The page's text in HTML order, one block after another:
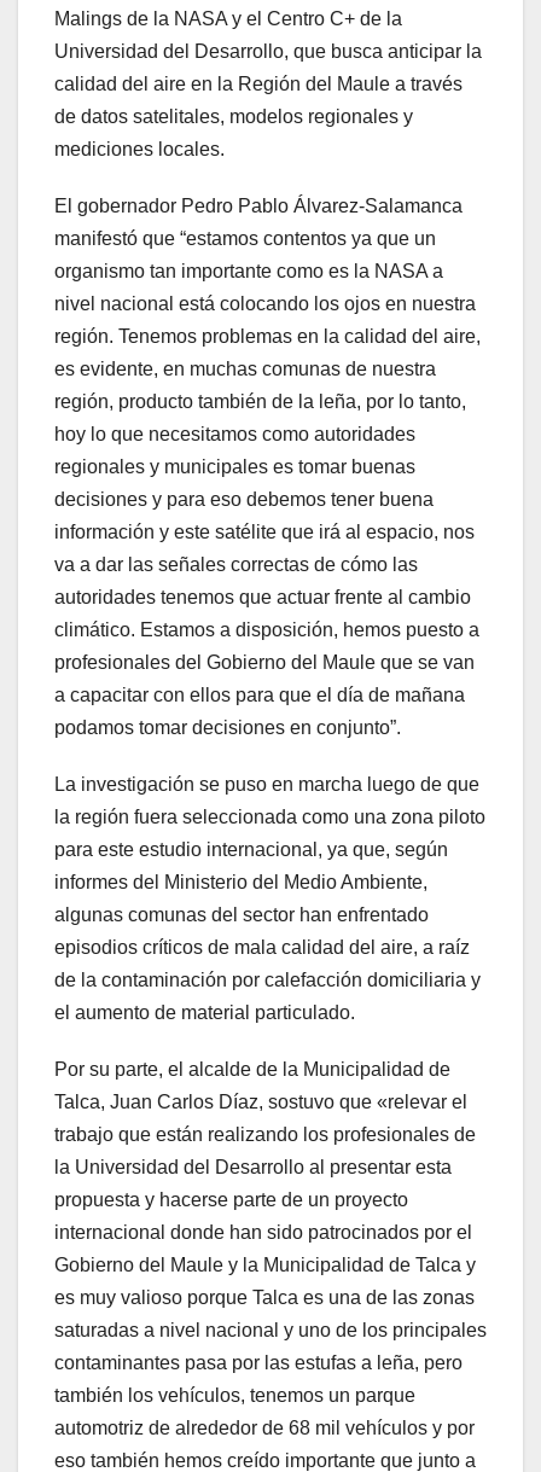
Malings de la NASA y el Centro C+ de la
Universidad del Desarrollo, que busca anticipar la
calidad del aire en la Región del Maule a través
de datos satelitales, modelos regionales y
mediciones locales.
El gobernador Pedro Pablo Álvarez-Salamanca
manifestó que “estamos contentos ya que un
organismo tan importante como es la NASA a
nivel nacional está colocando los ojos en nuestra
región. Tenemos problemas en la calidad del aire,
es evidente, en muchas comunas de nuestra
región, producto también de la leña, por lo tanto,
hoy lo que necesitamos como autoridades
regionales y municipales es tomar buenas
decisiones y para eso debemos tener buena
información y este satélite que irá al espacio, nos
va a dar las señales correctas de cómo las
autoridades tenemos que actuar frente al cambio
climático. Estamos a disposición, hemos puesto a
profesionales del Gobierno del Maule que se van
a capacitar con ellos para que el día de mañana
podamos tomar decisiones en conjunto”.
La investigación se puso en marcha luego de que
la región fuera seleccionada como una zona piloto
para este estudio internacional, ya que, según
informes del Ministerio del Medio Ambiente,
algunas comunas del sector han enfrentado
episodios críticos de mala calidad del aire, a raíz
de la contaminación por calefacción domiciliaria y
el aumento de material particulado.
Por su parte, el alcalde de la Municipalidad de
Talca, Juan Carlos Díaz, sostuvo que «relevar el
trabajo que están realizando los profesionales de
la Universidad del Desarrollo al presentar esta
propuesta y hacerse parte de un proyecto
internacional donde han sido patrocinados por el
Gobierno del Maule y la Municipalidad de Talca y
es muy valioso porque Talca es una de las zonas
saturadas a nivel nacional y uno de los principales
contaminantes pasa por las estufas a leña, pero
también los vehículos, tenemos un parque
automotriz de alrededor de 68 mil vehículos y por
eso también hemos creído importante que junto a